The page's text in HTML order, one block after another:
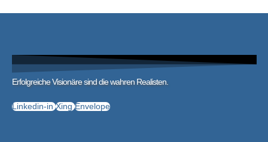
Erfolgreiche Visionäre sind die wahren Realisten.
Linkedin-in Xing Envelope